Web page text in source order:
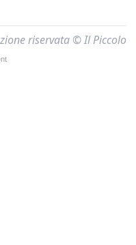
riservata © Il Piccolo